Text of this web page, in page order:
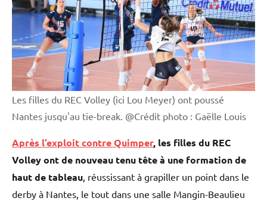
Les filles du REC Volley (ici Lou Meyer) ont poussé
Nantes jusqu'au tie-break. @Crédit photo : Gaëlle Louis
Après l’exploit contre Quimper, les filles du REC
Volley ont de nouveau tenu tête à une formation de
haut de tableau, réussissant à grapiller un point dans le
derby à Nantes, le tout dans une salle Mangin-Beaulieu